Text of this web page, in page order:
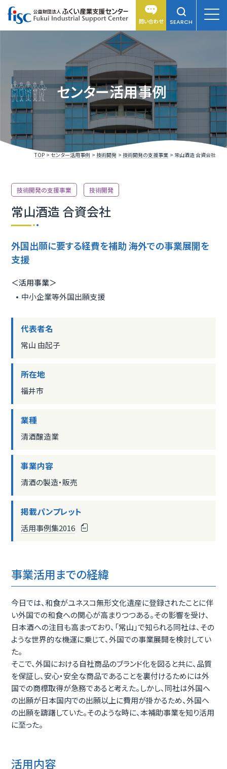
問い合わせ SEARCH
センター活用事例
TOP センター活用事例 技術開発 技術開発の支援事業 常山酒造 合資会社
技術開発の支援事業 技術開発
常山酒造 合資会社
外国出願に要する経費を補助 海外での事業展開を
支援
＜活用事業＞
中小企業等外国出願支援
代表者名
常山 由起子
所在地
福井市
業種
清酒醸造業
事業内容
清酒の製造・販売
掲載パンプレット
活用事例集2016
事業活用までの経緯
今日では、和食がユネスコ無形文化遺産に登録されたことに伴
い外国での和食への関心が高まりつつある。その影響を受け、
日本酒への注目も高まっており、「常山」で知られる同社は、その
ような世界的な機運に乗じて、外国での事業展開を検討してい
た。
そこで、外国における自社商品のブランド化を図ると共に、品質
を保証し、安心・安全な商品であることを裏付けるためには外
国での商標取得が急務であると考えた。しかし、同社は外国へ
の出願が日本国内での出願以上に費用が掛かるため、外国へ
の出願を躊躇していた。そのような時に、本補助事業を知り活用
に至った。
活用内容